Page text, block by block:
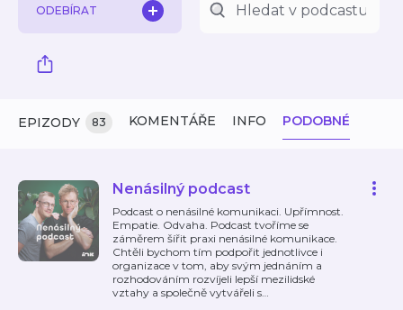
ODEBÍRAT
EPIZODY 83 KOMENTÁŘE INFO PODOBNÉ
Nenásilný podcast
Podcast o nenásilné komunikaci. Upřímnost.
Empatie. Odvaha. Podcast tvoříme se
záměrem šířit praxi nenásilné komunikace.
Chtěli bychom tím podpořit jednotlivce i
organizace v tom, aby svým jednáním a
rozhodováním rozvíjeli lepší mezilidské
vztahy a společně vytvářeli s…